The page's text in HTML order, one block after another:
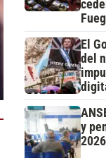
El
del
y